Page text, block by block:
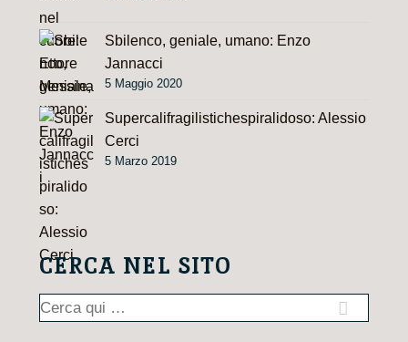
Sbilenco, geniale, umano: Enzo
Jannacci
5 Maggio 2020
Supercalifragilistichespiralidoso: Alessio
Cerci
5 Marzo 2019
CERCA NEL SITO
Cerca: